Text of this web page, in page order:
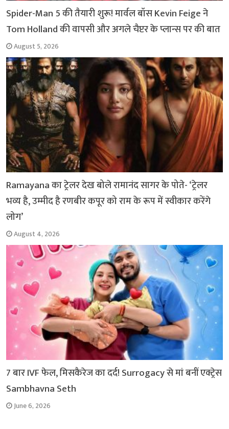
Spider-Man 5 की तैयारी शुरू! मार्वल बॉस Kevin Feige ने
Tom Holland की वापसी और अगले चैप्टर के प्लान्स पर की बात
August 5, 2026
Ramayana का ट्रेलर देख बोले रामानंद सागर के पोते- ‘ट्रेलर
भव्य है, उम्मीद है रणबीर कपूर को राम के रूप में स्वीकार करेंगे
लोग’
August 4, 2026
7 बार IVF फेल, मिसकैरेज का दर्द! Surrogacy से मां बनीं एक्ट्रेस
Sambhavna Seth
June 6, 2026